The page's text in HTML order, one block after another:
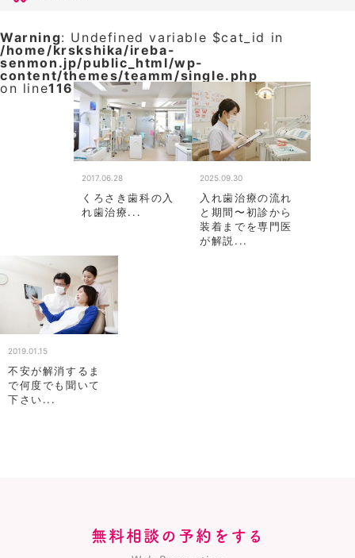
Warning: Undefined variable $cat_id in
/home/krskshika/ireba-
senmon.jp/public_html/wp-
content/themes/teamm/single.php
on line116
2017.06.28
くろさき歯科の入
れ歯治療...
2025.09.30
入れ歯治療の流れ
と期間〜初診から
装着までを専門医
が解説...
2019.01.15
不安が解消するま
で何度でも聞いて
下さい...
無料相談の予約をする